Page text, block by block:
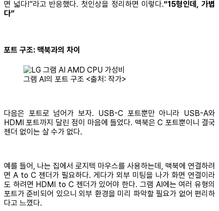
면 넓다!”라고 반응했다. 첫인상을 정리하면 이렇다.“15형인데, 가볍
다”
포트 구조: 맥북과의 차이
그램 AI의 포트 구조 <출처: 작가>
다음은 포트로 넘어가 보자. USB-C 포트뿐만 아니라 USB-A와
HDMI 포트까지 달린 점이 마음에 들었다. 맥북은 C 포트뿐이니 결국
젠더 없이는 살 수가 없다.
예를 들어, 나는 집에서 로지텍 마우스를 사용하는데, 맥북에 연결하려
면 A to C 젠더가 필요하다. 게다가 외부 미팅을 나가 화면 연결이라
도 하려면 HDMI to C 젠더가 있어야 한다. 그램 AI에는 여러 유형의
포트가 준비되어 있으니 외부 환경을 미리 파악할 필요가 없어 편리하
다고 느꼈다.